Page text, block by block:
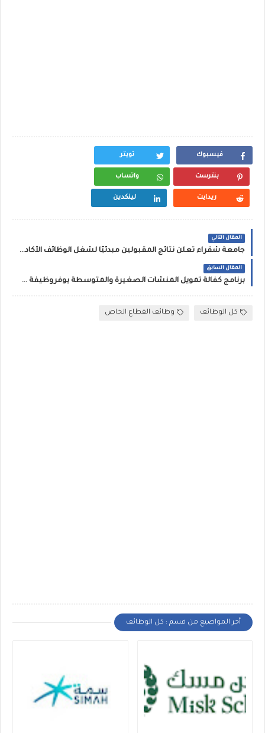
فيسبوك تويتر
بنترست واتساب
ريدايت لينكدين
المقال التالي
جامعة شقراء تعلن نتائج المقبولين مبدئيًا لشغل الوظائف الأكاديمية (أستاذ مساعد)
المقال السابق
برنامج كفالة تمويل المنشآت الصغيرة والمتوسطة يوفروظيفة شاغرة بمدينة الرياض
كل الوظائف وظائف القطاع الخاص
أخر المواضيع من قسم : كل الوظائف